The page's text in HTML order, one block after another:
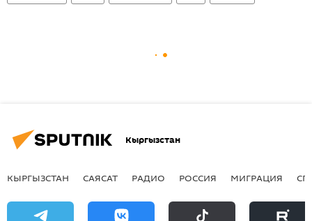
Кыргызстан
КЫРГЫЗСТАН САЯСАТ РАДИО РОССИЯ МИГРАЦИЯ